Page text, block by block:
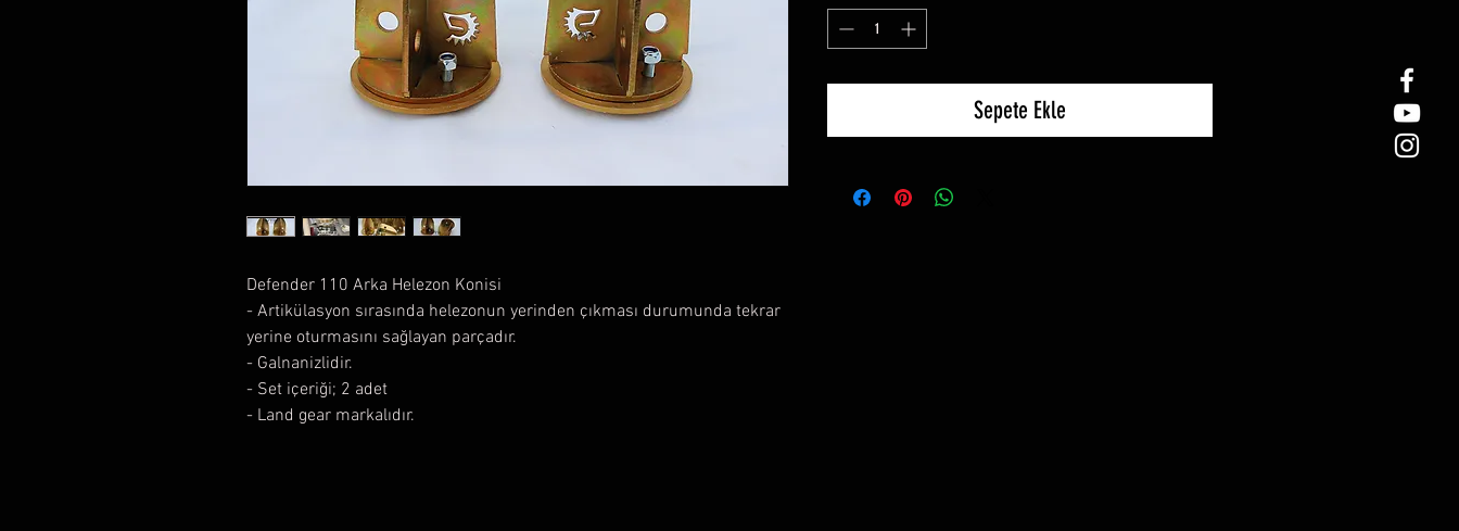
Defender 110 Arka Helezon Konisi
- Artikülasyon sırasında helezonun yerinden çıkması durumunda tekrar
yerine oturmasını sağlayan parçadır.
- Galnanizlidir.
- Set içeriği; 2 adet
- Land gear markalıdır.
Sepete Ekle